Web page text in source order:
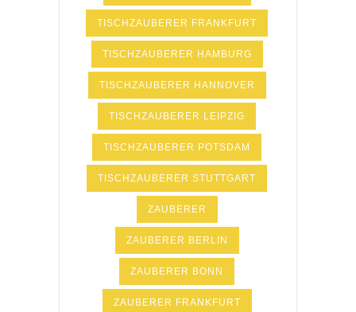
TISCHZAUBERER FRANKFURT
TISCHZAUBERER HAMBURG
TISCHZAUBERER HANNOVER
TISCHZAUBERER LEIPZIG
TISCHZAUBERER POTSDAM
TISCHZAUBERER STUTTGART
ZAUBERER
ZAUBERER BERLIN
ZAUBERER BONN
ZAUBERER FRANKFURT